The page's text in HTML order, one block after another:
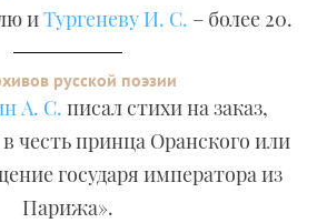
иТургеневу И. С. – более 20.
русской поэзии
А. С. писал стихи на заказ,
честь принца Оранского или
государя императора из
Парижа».